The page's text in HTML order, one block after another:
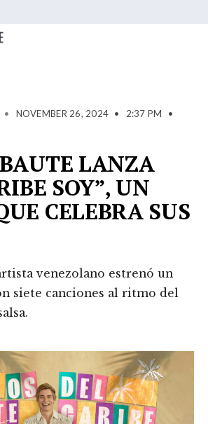
• NOVEMBER 26, 2024 • 2:37 PM
•
LANZA
SOY”, UN
CELEBRA SUS
venezolano estrenó un
siete canciones al ritmo del